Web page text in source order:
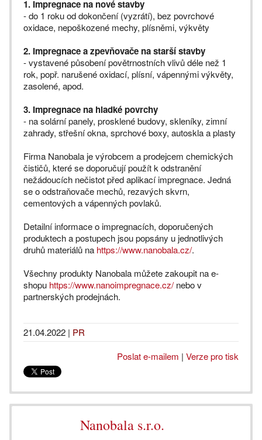
1. Impregnace na nové stavby
- do 1 roku od dokončení (vyzrátí), bez povrchové
oxidace, nepoškozené mechy, plísněmi, výkvěty
2. Impregnace a zpevňovače na starší stavby
- vystavené působení povětrnostních vlivů déle než 1
rok, popř. narušené oxidací, plísní, vápennými výkvěty,
zasolené, apod.
3. Impregnace na hladké povrchy
- na solární panely, prosklené budovy, skleníky, zimní
zahrady, střešní okna, sprchové boxy, autoskla a plasty
Firma Nanobala je výrobcem a prodejcem chemických
čističů, které se doporučují použít k odstranění
nežádoucích nečistot před aplikací impregnace. Jedná
se o odstraňovače mechů, rezavých skvrn,
cementových a vápenných povlaků.
Detailní informace o impregnacích, doporučených
produktech a postupech jsou popsány u jednotlivých
druhů materiálů na https://www.nanobala.cz/.
Všechny produkty Nanobala můžete zakoupit na e-
shopu https://www.nanoimpregnace.cz/nebo v
partnerských prodejnách.
21.04.2022 | PR
Poslat e-mailem | Verze pro tisk
Nanobala s.r.o.